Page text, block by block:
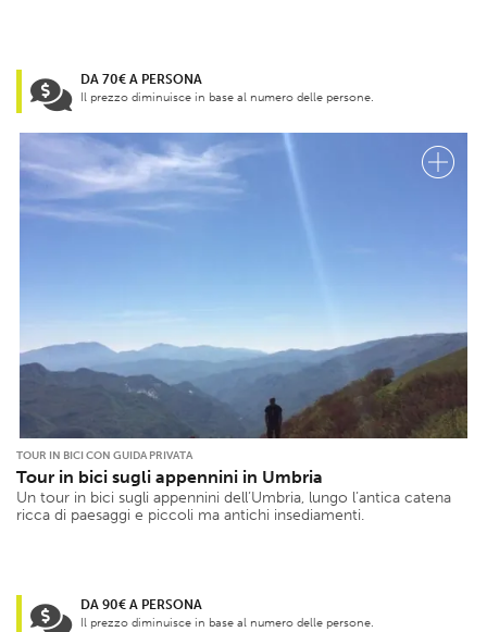
DA 70€ A PERSONA
Il prezzo diminuisce in base al numero delle persone.
TOUR IN BICI CON GUIDA PRIVATA
Tour in bici sugli appennini in Umbria
Un tour in bici sugli appennini dell’Umbria, lungo l’antica catena
ricca di paesaggi e piccoli ma antichi insediamenti.
DA 90€ A PERSONA
Il prezzo diminuisce in base al numero delle persone.